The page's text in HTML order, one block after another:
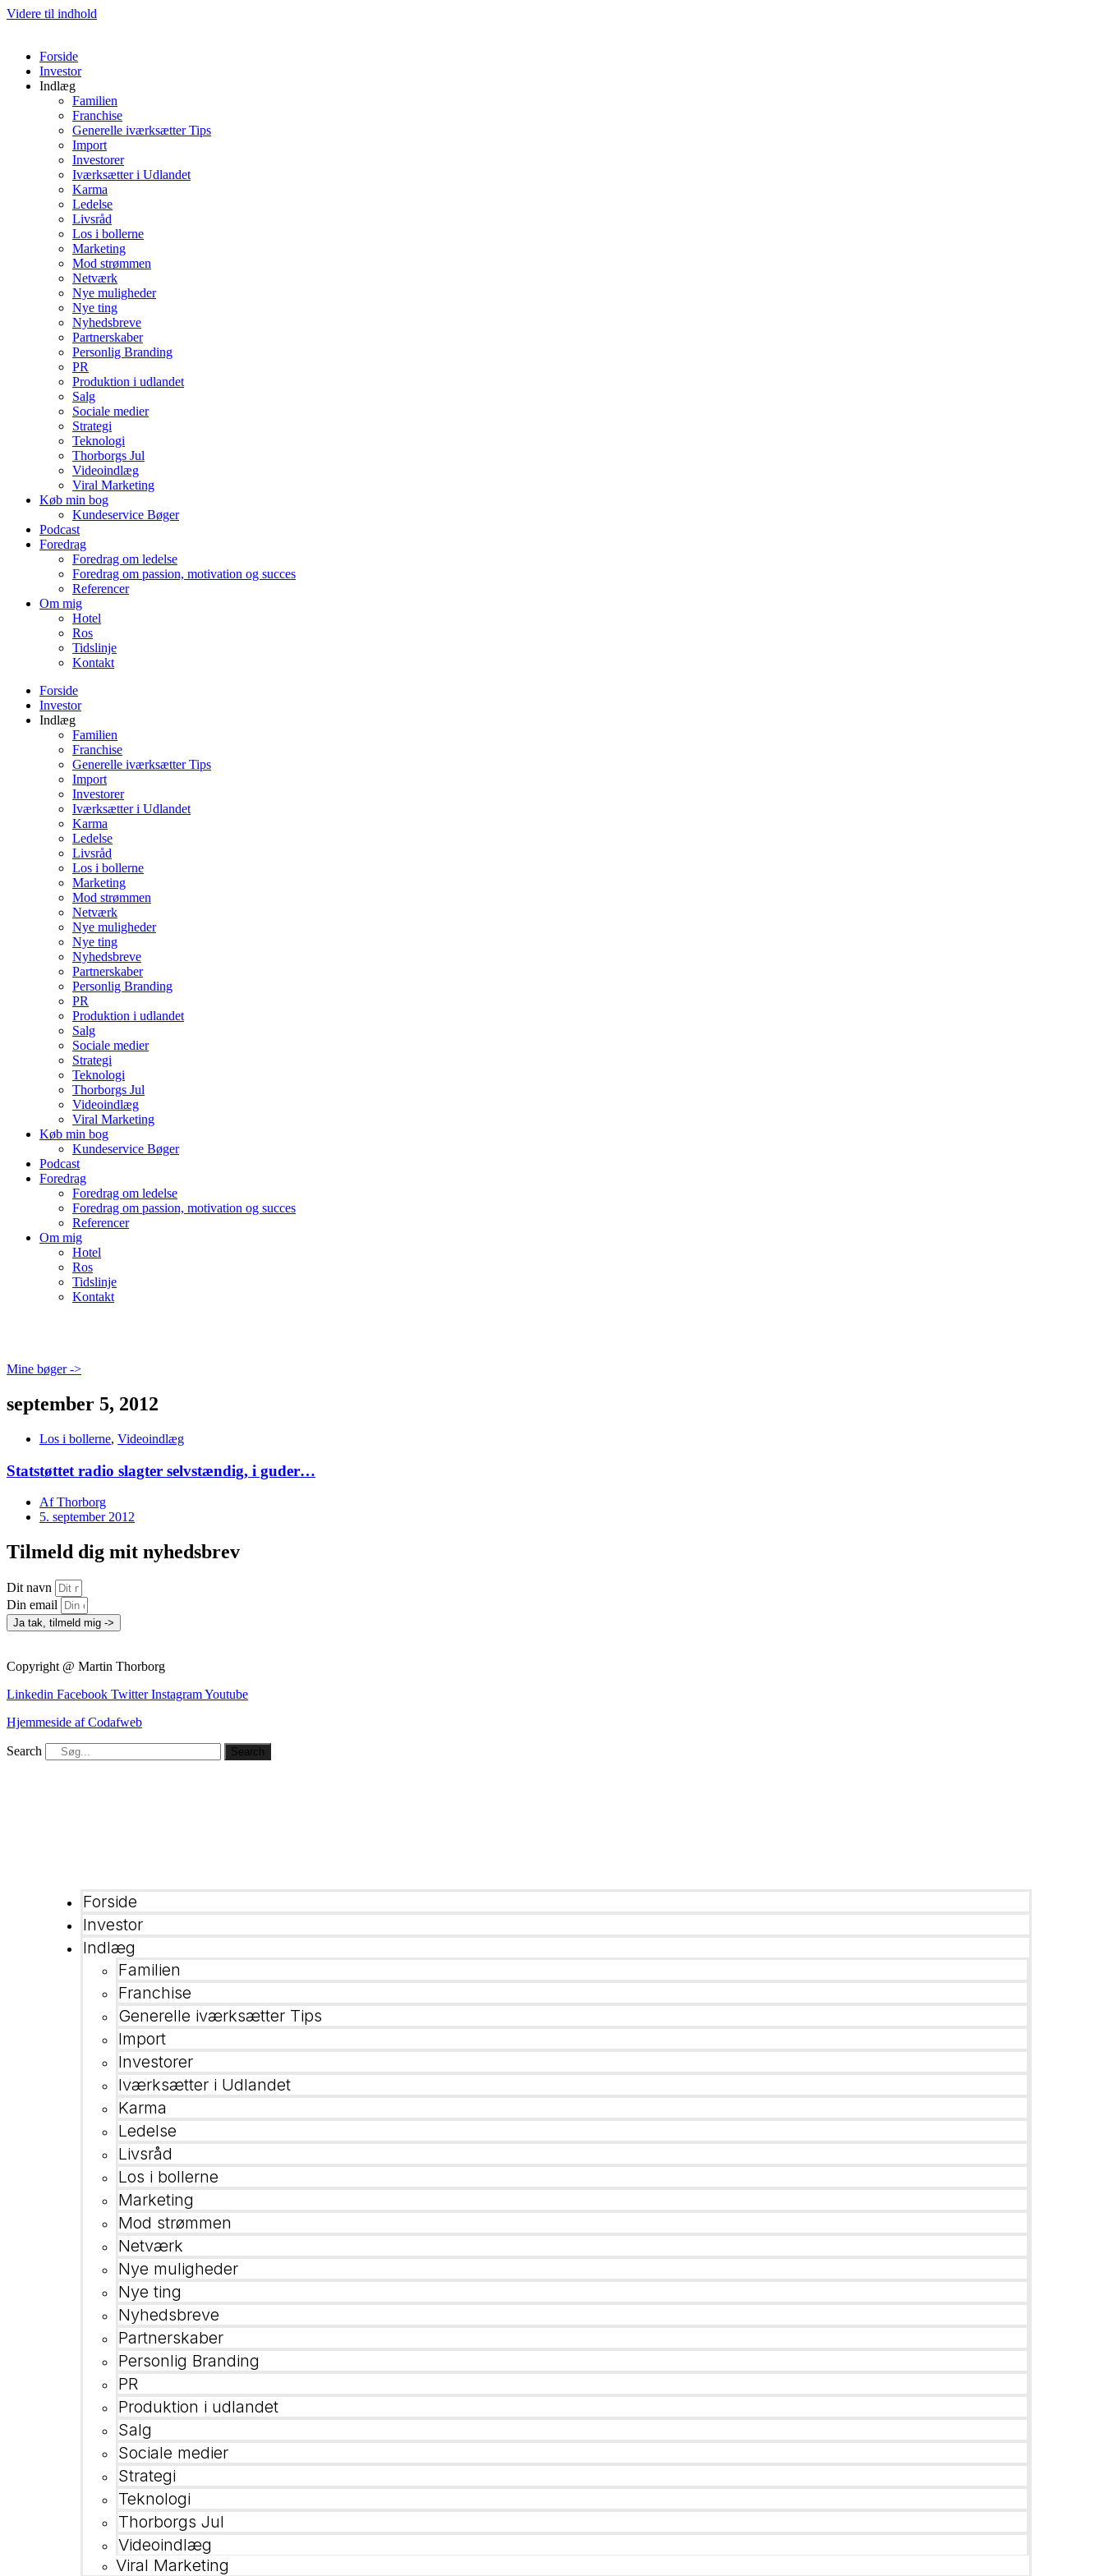
Videre til indhold
Forside
Investor
Indlæg
Familien
Franchise
Generelle iværksætter Tips
Import
Investorer
Iværksætter i Udlandet
Karma
Ledelse
Livsråd
Los i bollerne
Marketing
Mod strømmen
Netværk
Nye muligheder
Nye ting
Nyhedsbreve
Partnerskaber
Personlig Branding
PR
Produktion i udlandet
Salg
Sociale medier
Strategi
Teknologi
Thorborgs Jul
Videoindlæg
Viral Marketing
Køb min bog
Kundeservice Bøger
Podcast
Foredrag
Foredrag om ledelse
Foredrag om passion, motivation og succes
Referencer
Om mig
Hotel
Ros
Tidslinje
Kontakt
Forside
Investor
Indlæg
Familien
Franchise
Generelle iværksætter Tips
Import
Investorer
Iværksætter i Udlandet
Karma
Ledelse
Livsråd
Los i bollerne
Marketing
Mod strømmen
Netværk
Nye muligheder
Nye ting
Nyhedsbreve
Partnerskaber
Personlig Branding
PR
Produktion i udlandet
Salg
Sociale medier
Strategi
Teknologi
Thorborgs Jul
Videoindlæg
Viral Marketing
Køb min bog
Kundeservice Bøger
Podcast
Foredrag
Foredrag om ledelse
Foredrag om passion, motivation og succes
Referencer
Om mig
Hotel
Ros
Tidslinje
Kontakt
Mine bøger ->
september 5, 2012
Los i bollerne, Videoindlæg
Statstøttet radio slagter selvstændig, i guder…
AfThorborg
5. september 2012
Tilmeld dig mit nyhedsbrev
Dit navn
Din email
Ja tak, tilmeld mig ->
Copyright @ Martin Thorborg
Linkedin Facebook Twitter InstagramYoutube
Hjemmeside af Codafweb
Search Search
Forside
Investor
Indlæg
Familien
Franchise
Generelle iværksætter Tips
Import
Investorer
Iværksætter i Udlandet
Karma
Ledelse
Livsråd
Los i bollerne
Marketing
Mod strømmen
Netværk
Nye muligheder
Nye ting
Nyhedsbreve
Partnerskaber
Personlig Branding
PR
Produktion i udlandet
Salg
Sociale medier
Strategi
Teknologi
Thorborgs Jul
Videoindlæg
Viral Marketing